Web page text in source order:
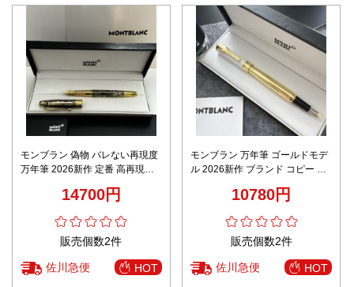
モンブラン 偽物 バレない再現度
万年筆 2026新作 定番 高再現度
確な刻印 安心サイト
14700円
販売個数2件
佐川急便 HOT
モンブラン 万年筆 ゴールドモデ
ル 2026新作 ブランド コピー 優
感仕上げ 限定入荷
10780円
販売個数2件
佐川急便 HOT